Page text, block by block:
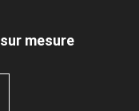
sur mesure